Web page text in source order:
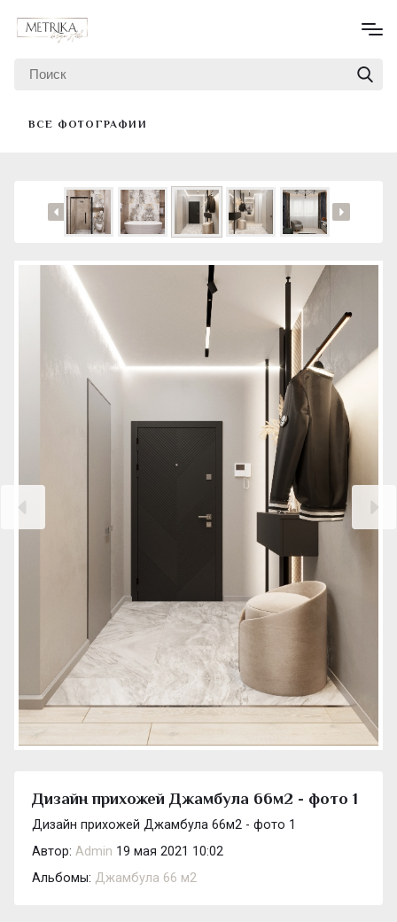
ВСЕ ФОТОГРАФИИ
Дизайн прихожей Джамбула 66м2 - фото 1
Дизайн прихожей Джамбула 66м2 - фото 1
Автор: Admin 19 мая 2021 10:02
Альбомы: Джамбула 66 м2